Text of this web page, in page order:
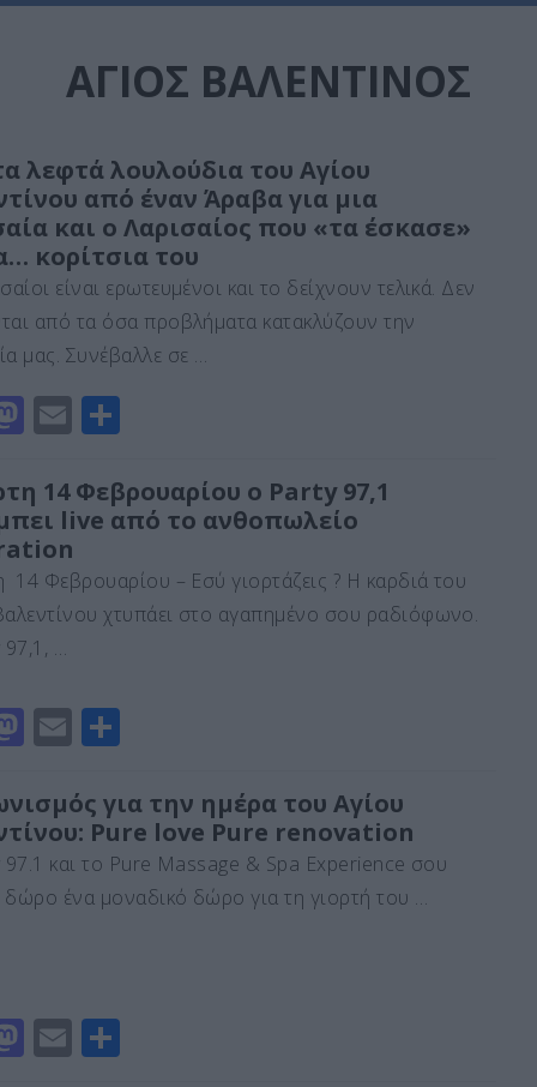
ΑΓΙΟΣ ΒΑΛΕΝΤΙΝΟΣ
λεφτά λουλούδια του Αγίου
από έναν Άραβα για μια
και ο Λαρισαίος που «τα έσκασε»
κορίτσια του
είναι ερωτευμένοι και το δείχνουν τελικά. Δεν
από τα όσα προβλήματα κατακλύζουν την
μας. Συνέβαλλε σε …
M
st
o
d
o
n
E
ai
l
ρ
α
σ
τε
14 Φεβρουαρίου ο Party 97,1
live από το ανθοπωλείο
14 Φεβρουαρίου – Εσύ γιορτάζεις ? Η καρδιά του
χτυπάει στο αγαπημένο σου ραδιόφωνο.
…
M
st
o
d
o
E
ai
l
ρ
α
σ
τε
για την ημέρα του Αγίου
Pure love Pure renovation
και το Pure Massage & Spa Experience σου
δώρο ένα μοναδικό δώρο για τη γιορτή του …
M E